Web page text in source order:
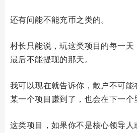
还有问能不能充币之类的。
村长只能说，玩这类项目的每一天
最后不能提现的那天。
我可以现在就告诉你，散户不可
某一个项目赚到了，也会在下一个
这类项目，如果你不是核心领导人